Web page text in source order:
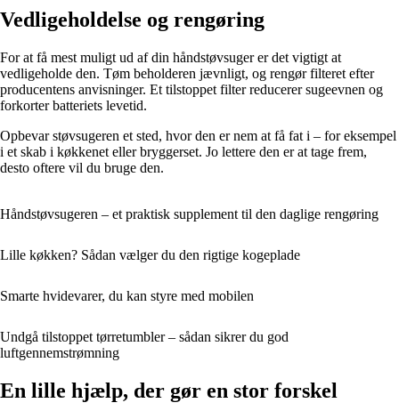
Vedligeholdelse og rengøring
For at få mest muligt ud af din håndstøvsuger er det vigtigt at
vedligeholde den. Tøm beholderen jævnligt, og rengør filteret efter
producentens anvisninger. Et tilstoppet filter reducerer sugeevnen og
forkorter batteriets levetid.
Opbevar støvsugeren et sted, hvor den er nem at få fat i – for eksempel
i et skab i køkkenet eller bryggerset. Jo lettere den er at tage frem,
desto oftere vil du bruge den.
Håndstøvsugeren – et praktisk supplement til den daglige rengøring
Lille køkken? Sådan vælger du den rigtige kogeplade
Smarte hvidevarer, du kan styre med mobilen
Undgå tilstoppet tørretumbler – sådan sikrer du god
luftgennemstrømning
En lille hjælp, der gør en stor forskel